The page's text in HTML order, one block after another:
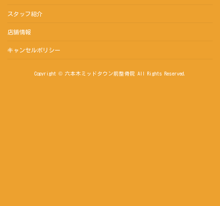
スタッフ紹介
店舗情報
キャンセルポリシー
Copyright © 六本木ミッドタウン前整骨院 All Rights Reserved.